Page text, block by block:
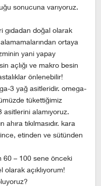
sonucuna varıyoruz.
gıdadan doğal olarak
ortaya
yani yapay
açlığı ve makro besin
önlenebilir!
3 yağ asitleridir. omega-
tükettiğimiz
asitlerini alamıyoruz.
tıkılmasıdır. kara
etinden ve sütünden
60 – 100 sene önceki
açıklıyorum!